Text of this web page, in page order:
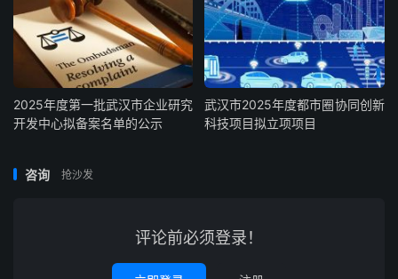
2025年度第一批武汉市企业研究
开发中心拟备案名单的公示
武汉市2025年度都市圈协同创新
科技项目拟立项项目
咨询 抢沙发
评论前必须登录！